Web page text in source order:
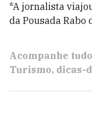
*A jornalista
da Pousada Rabo
Acompanhe
Turismo dicas-